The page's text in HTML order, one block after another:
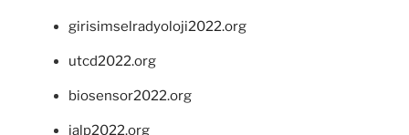
girisimselradyoloji2022.org
utcd2022.org
biosensor2022.org
ialp2022.org